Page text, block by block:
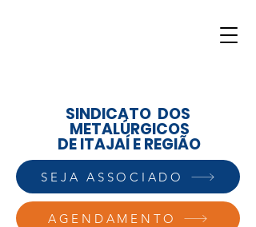
AGENDAMENTO
SINDICATO DOS
METALÚRGICOS
DE ITAJAÍ E REGIÃO
SEJA ASSOCIADO